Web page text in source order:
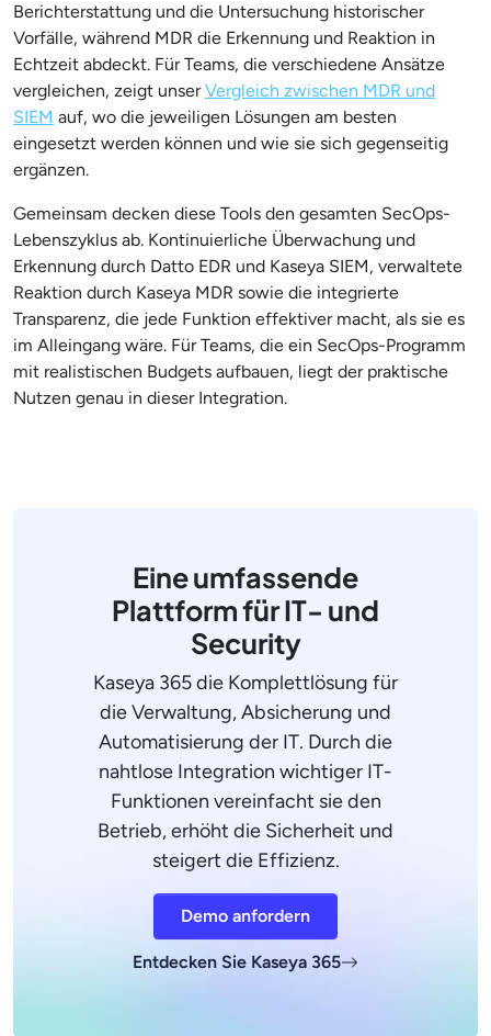
Berichterstattung und die Untersuchung historischer
Vorfälle, während MDR die Erkennung und Reaktion in
Echtzeit abdeckt. Für Teams, die verschiedene Ansätze
vergleichen, zeigt unserVergleich zwischen MDR und
SIEM auf, wo die jeweiligen Lösungen am besten
eingesetzt werden können und wie sie sich gegenseitig
ergänzen.
Gemeinsam decken diese Tools den gesamten SecOps-
Lebenszyklus ab. Kontinuierliche Überwachung und
Erkennung durch Datto EDR und Kaseya SIEM, verwaltete
Reaktion durch Kaseya MDR sowie die integrierte
Transparenz, die jede Funktion effektiver macht, als sie es
im Alleingang wäre. Für Teams, die ein SecOps-Programm
mit realistischen Budgets aufbauen, liegt der praktische
Nutzen genau in dieser Integration.
Eine umfassende
Plattform für IT- und
Security
Kaseya 365 die Komplettlösung für
die Verwaltung, Absicherung und
Automatisierung der IT. Durch die
nahtlose Integration wichtiger IT-
Funktionen vereinfacht sie den
Betrieb, erhöht die Sicherheit und
steigert die Effizienz.
Demo anfordern
Entdecken Sie Kaseya 365